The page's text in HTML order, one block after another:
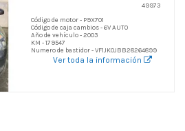
49973
Código de motor - P9X701
Código de caja cambios - 6V AUTO
Año de vehículo - 2003
KM - 179547
Numero de bastidor - VF1JK0JBB28264899
Ver toda la información